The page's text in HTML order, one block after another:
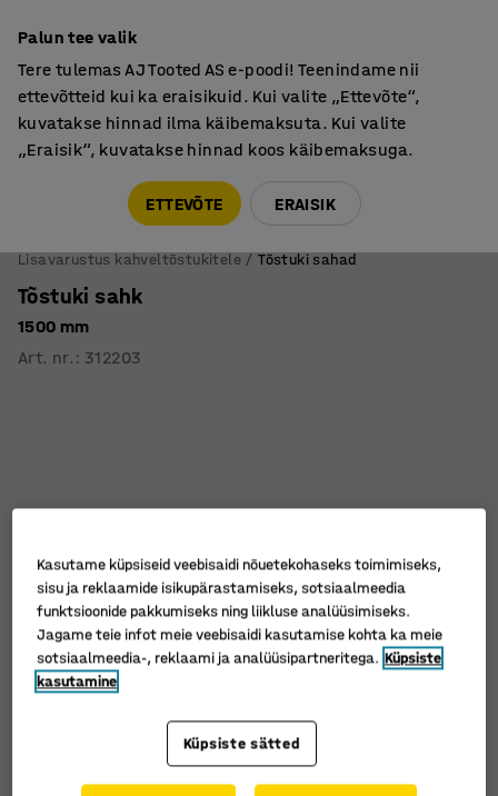
Pärnu mnt 158, Tallinn. Kauba väljastamine Paneeli
6, Tallinn. Vaata lähemalt!
Lisavarustus kahveltõstukitele Tõstuki sahad
Tõstuki sahk
1500 mm
Art. nr. : 312203
Palun tee valik
Tere tulemas AJ Tooted AS e-poodi! Teenindame nii
ettevõtteid kui ka eraisikuid. Kui valite „Ettevõte“,
kuvatakse hinnad ilma käibemaksuta. Kui valite
„Eraisik“, kuvatakse hinnad koos käibemaksuga.
ETTEVÕTE ERAISIK
Kasutame küpsiseid veebisaidi nõuetekohaseks toimimiseks,
sisu ja reklaamide isikupärastamiseks, sotsiaalmeedia
funktsioonide pakkumiseks ning liikluse analüüsimiseks.
Jagame teie infot meie veebisaidi kasutamise kohta ka meie
sotsiaalmeedia-, reklaami ja analüüsipartneritega. Küpsiste
kasutamine
Küpsiste sätted